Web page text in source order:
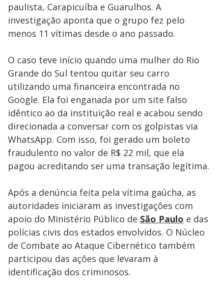
paulista, Carapicuíba e Guarulhos. A
investigação aponta que o grupo fez pelo
menos 11 vítimas desde o ano passado.
O caso teve início quando uma mulher do Rio
Grande do Sul tentou quitar seu carro
utilizando uma financeira encontrada no
Google. Ela foi enganada por um site falso
idêntico ao da instituição real e acabou sendo
direcionada a conversar com os golpistas via
WhatsApp. Com isso, foi gerado um boleto
fraudulento no valor de R$ 22 mil, que ela
pagou acreditando ser uma transação legítima.
Após a denúncia feita pela vítima gaúcha, as
autoridades iniciaram as investigações com
apoio do Ministério Público de São Paulo e das
polícias civis dos estados envolvidos. O Núcleo
de Combate ao Ataque Cibernético também
participou das ações que levaram à
identificação dos criminosos.